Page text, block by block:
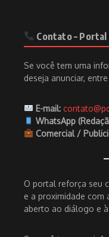
Contato – Portal
Se você tem uma
deseja anunciar,
E-mail:
WhatsApp
Comercial /
O portal reforça seu
e a proximidade com
aberto ao diálogo e